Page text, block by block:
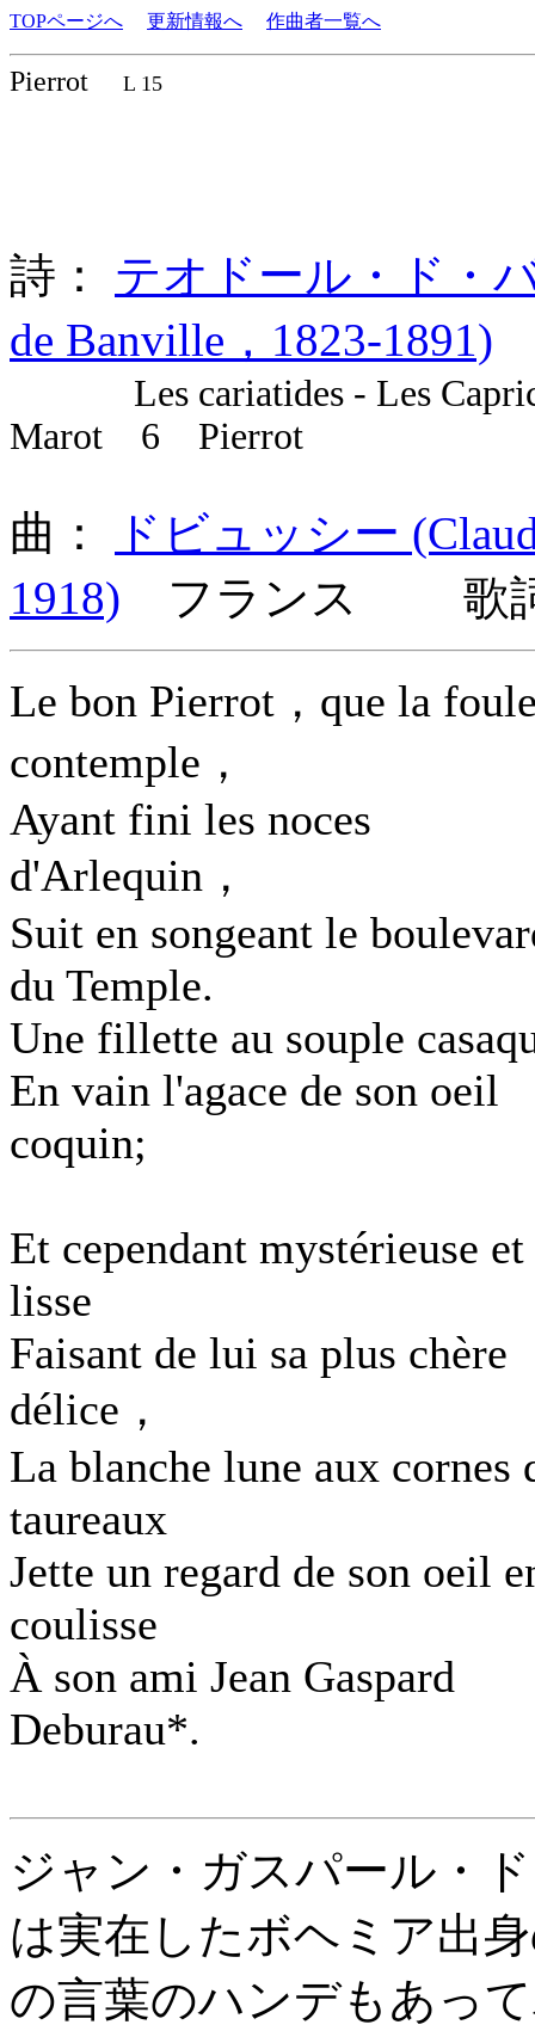
TOPページへ 更新情報へ 作曲者一覧へ
Pierrot L 15
詩： テオドール・ド・
de Banville，1823-1891)
Les cariatides - Les Caprices
Marot 6 Pierrot
曲：
ドビュッシー
1918) フランス 歌詞
Le bon Pierrot，que la
contemple，
Ayant fini les noces
d'Arlequin，
Suit en songeant le
du Temple.
Une fillette au souple
En vain l'agace de son oeil
coquin;
Et cependant mystérieuse et
lisse
Faisant de lui sa plus chère
délice，
La blanche lune aux cornes
taureaux
Jette un regard de son oeil
coulisse
À son ami Jean Gaspard
Deburau*.
ジャン・ガスパール・
は実在したボヘミア出
の言葉のハンデもあっ